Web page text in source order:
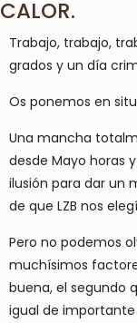
CALOR.
Trabajo, trabajo,
grados y un día
Os ponemos en
Una mancha
desde Mayo horas
ilusión para dar un
de que LZB nos
Pero no podemos
muchísimos
buena, el segundo
igual de